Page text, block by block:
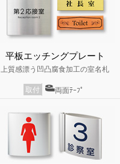
平板エッチングプレート
上質感漂う凹凸腐食加工の室名札
取付 両面ﾃｰﾌﾟ